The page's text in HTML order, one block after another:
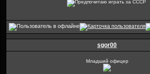
sgor00
Младший офицер